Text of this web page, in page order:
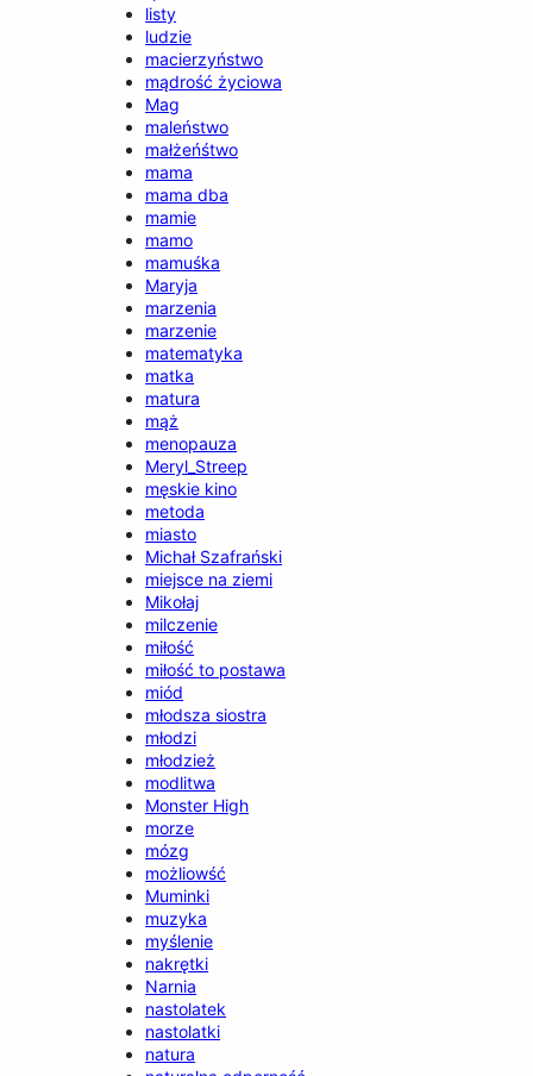
listy
ludzie
macierzyństwo
mądrość życiowa
Mag
maleństwo
małżeńśtwo
mama
mama dba
mamie
mamo
mamuśka
Maryja
marzenia
marzenie
matematyka
matka
matura
mąż
menopauza
Meryl_Streep
męskie kino
metoda
miasto
Michał Szafrański
miejsce na ziemi
Mikołaj
milczenie
miłość
miłość to postawa
miód
młodsza siostra
młodzi
młodzież
modlitwa
Monster High
morze
mózg
możliowść
Muminki
muzyka
myślenie
nakrętki
Narnia
nastolatek
nastolatki
natura